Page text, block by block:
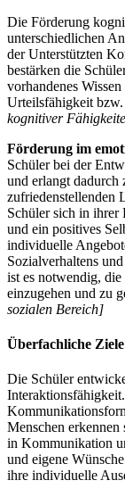
Die Förderung
unterschiedlichen
der Unterstützten
bestärken die
vorhandenes
Urteilsfähigkeit bzw.
kognitiver
Förderung im
Schüler bei der
und erlangt
zufriedenstellenden
Schüler sich in ihrer
und ein positives
individuelle
Sozialverhaltens
ist es notwendig,
einzugehen und zu
sozialen Bereich]
Überfachliche Ziele
Die Schüler
Menschen erkennen
in Kommunikation
und eigene
ihre individuelle